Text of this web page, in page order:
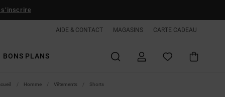
s'inscrire
AIDE & CONTACT MAGASINS CARTE CADEAU
BONS PLANS
Homme Vêtements Shorts